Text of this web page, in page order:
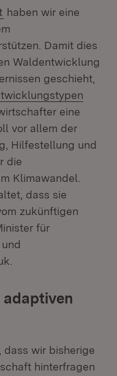
(Öffnet in neuem
haben wir eine
Damit dies
Waldentwicklung
geschieht,
Fenster)
eine
vor allem der
Hilfestellung und
die
Klimawandel.
dass sie
zukünftigen
für
adaptiven
dass wir bisherige
hinterfragen